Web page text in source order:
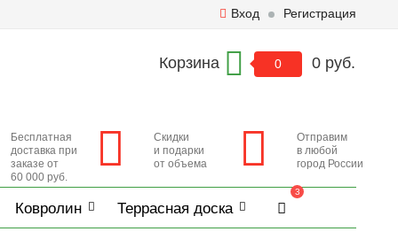
Вход Регистрация
Корзина 0 0 руб.
Бесплатная
доставка при
заказе от
60 000 руб.
Скидки
и подарки
от объема
Отправим
в любой
город России
Ковролин Террасная доска
3